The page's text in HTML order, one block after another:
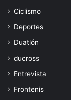
Ciclismo
Deportes
Duatlón
ducross
Entrevista
Frontenis